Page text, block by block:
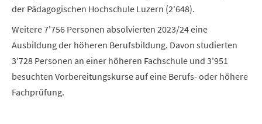
der Pädagogischen Hochschule Luzern (2'648).
Weitere 7'756 Personen absolvierten 2023/24 eine
Ausbildung der höheren Berufsbildung. Davon studierten
3'728 Personen an einer höheren Fachschule und 3'951
besuchten Vorbereitungskurse auf eine Berufs- oder höhere
Fachprüfung.